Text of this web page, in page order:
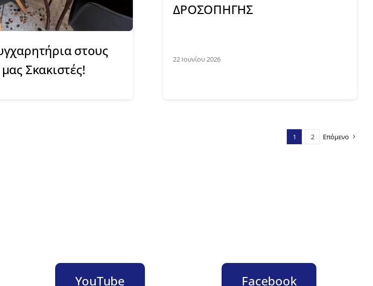
στους
Σκακιστές!
ΔΡΟΣΟΠΗΓΗΣ
22 Ιουνίου 2026
1 2 Επόμενο
YouTube Facebook